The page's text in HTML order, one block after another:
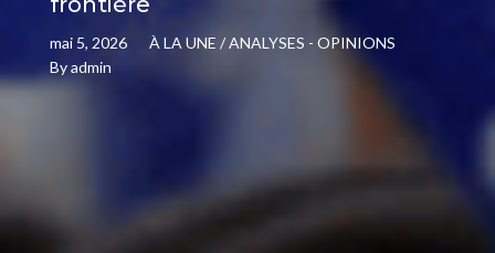
mai 5, 2026 À LA UNE /ANALYSES - OPINIONS
Byadmin